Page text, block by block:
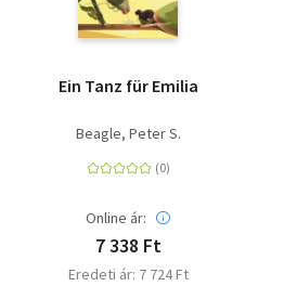
Ein Tanz für Emilia
Beagle, Peter S.
Online ár:
7 338 Ft
Eredeti ár: 7 724 Ft